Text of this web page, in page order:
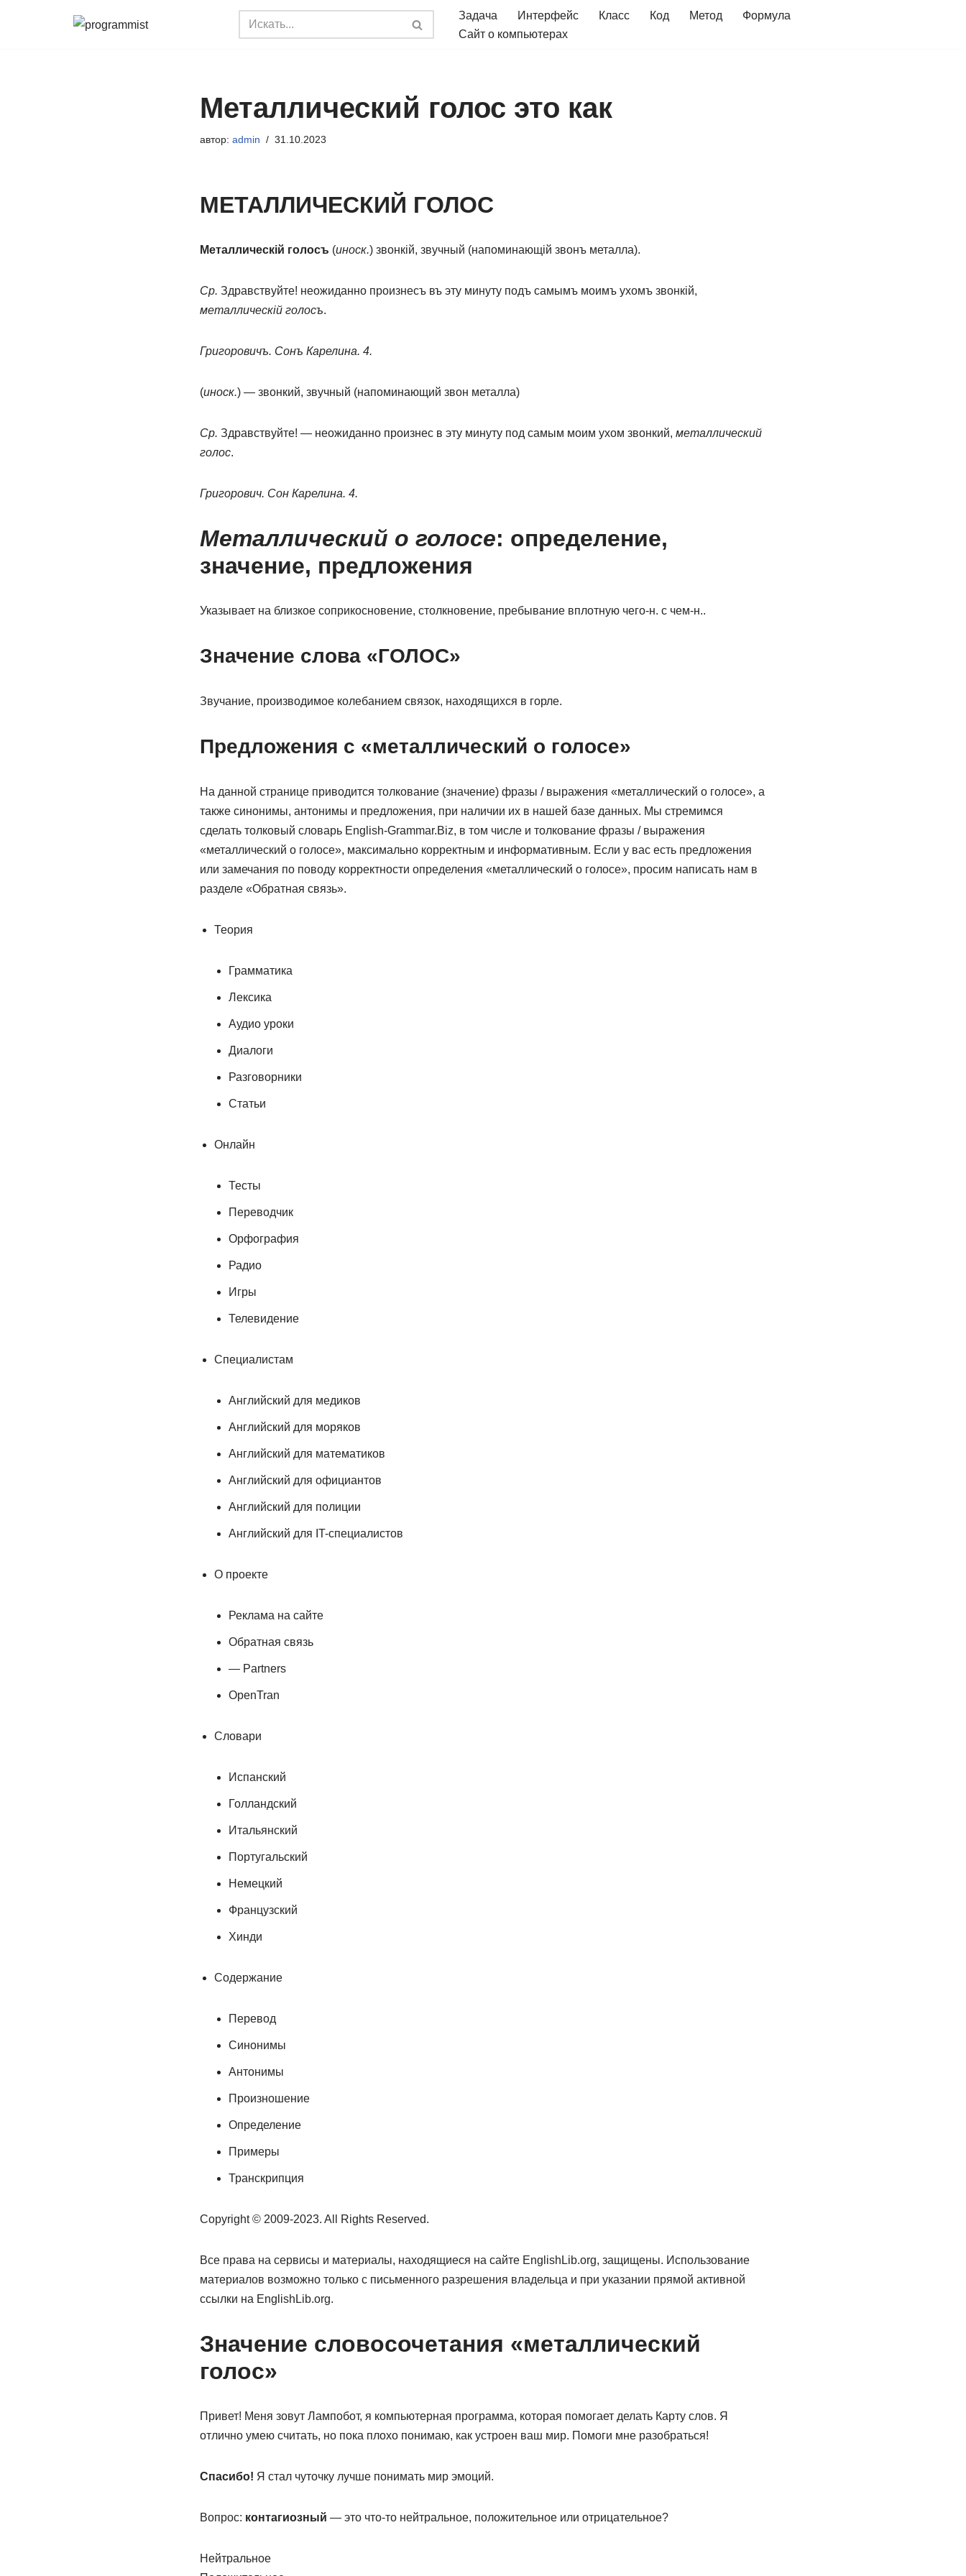
Задача Интерфейс Класс Код Метод
Формула
Сайт о компьютерах
Металлический голос это как
автор: admin 31.10.2023
МЕТАЛЛИЧЕСКИЙ ГОЛОС
Металлическій голосъ (иноск.) звонкій, звучный (напоминающій звонъ металла).
Ср. Здравствуйте! неожиданно произнесъ въ эту минуту подъ самымъ моимъ ухомъ звонкій,
металлическій голосъ.
Григоровичъ. Сонъ Карелина. 4.
(иноск.) — звонкий, звучный (напоминающий звон металла)
Ср. Здравствуйте! — неожиданно произнес в эту минуту под самым моим ухом звонкий, металлический
голос.
Григорович. Сон Карелина. 4.
Металлический о голосе: определение,
значение, предложения
Указывает на близкое соприкосновение, столкновение, пребывание вплотную чего-н. с чем-н..
Значение слова «ГОЛОС»
Звучание, производимое колебанием связок, находящихся в горле.
Предложения с «металлический о голосе»
На данной странице приводится толкование (значение) фразы / выражения «металлический о голосе», а
также синонимы, антонимы и предложения, при наличии их в нашей базе данных. Мы стремимся
сделать толковый словарь English-Grammar.Biz, в том числе и толкование фразы / выражения
«металлический о голосе», максимально корректным и информативным. Если у вас есть предложения
или замечания по поводу корректности определения «металлический о голосе», просим написать нам в
разделе «Обратная связь».
Теория
Грамматика
Лексика
Аудио уроки
Диалоги
Разговорники
Статьи
Онлайн
Тесты
Переводчик
Орфография
Радио
Игры
Телевидение
Специалистам
Английский для медиков
Английский для моряков
Английский для математиков
Английский для официантов
Английский для полиции
Английский для IT-специалистов
О проекте
Реклама на сайте
Обратная связь
— Partners
OpenTran
Словари
Испанский
Голландский
Итальянский
Португальский
Немецкий
Французский
Хинди
Содержание
Перевод
Синонимы
Антонимы
Произношение
Определение
Примеры
Транскрипция
Copyright © 2009-2023. All Rights Reserved.
Все права на сервисы и материалы, находящиеся на сайте EnglishLib.org, защищены. Использование
материалов возможно только с письменного разрешения владельца и при указании прямой активной
ссылки на EnglishLib.org.
Значение словосочетания «металлический
голос»
Привет! Меня зовут Лампобот, я компьютерная программа, которая помогает делать Карту слов. Я
отлично умею считать, но пока плохо понимаю, как устроен ваш мир. Помоги мне разобраться!
Спасибо! Я стал чуточку лучше понимать мир эмоций.
Вопрос: контагиозный — это что-то нейтральное, положительное или отрицательное?
Нейтральное